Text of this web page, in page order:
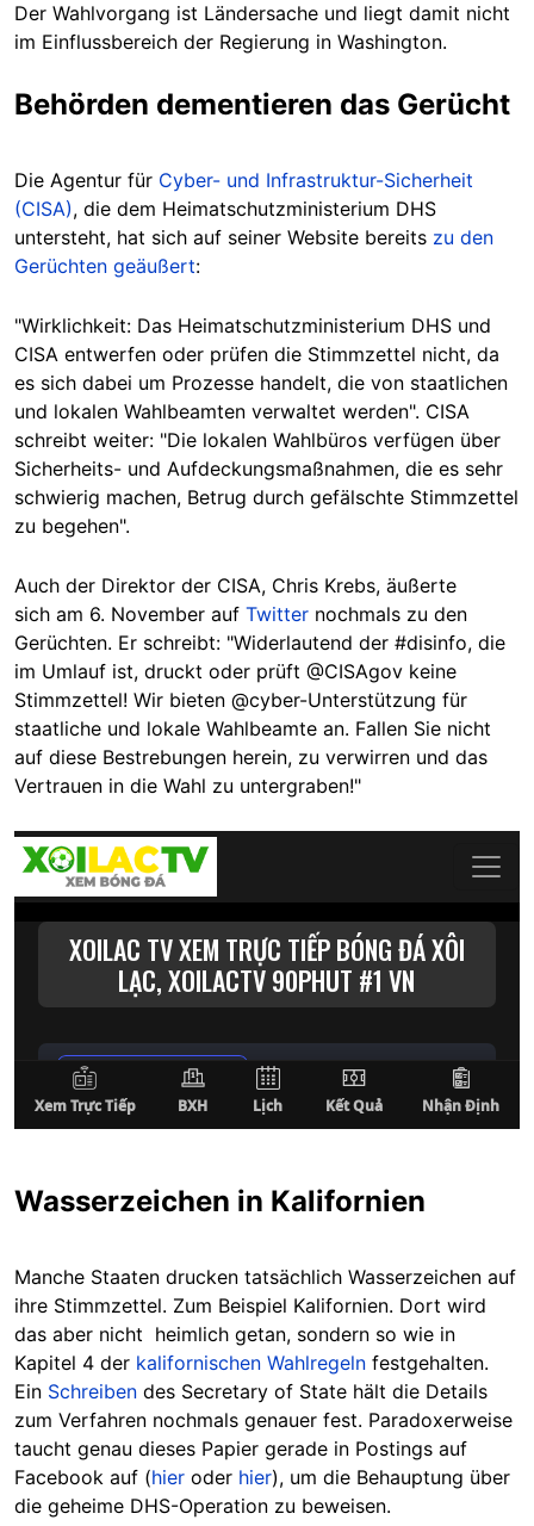
Der Wahlvorgang ist Ländersache und liegt damit nicht
im Einflussbereich der Regierung in Washington.
Behörden dementieren das Gerücht
Die Agentur für Cyber- und Infrastruktur-Sicherheit
(CISA), die dem Heimatschutzministerium DHS
untersteht, hat sich auf seiner Website bereits zu den
Gerüchten geäußert:
"Wirklichkeit: Das Heimatschutzministerium DHS und
CISA entwerfen oder prüfen die Stimmzettel nicht, da
es sich dabei um Prozesse handelt, die von staatlichen
und lokalen Wahlbeamten verwaltet werden". CISA
schreibt weiter: "Die lokalen Wahlbüros verfügen über
Sicherheits- und Aufdeckungsmaßnahmen, die es sehr
schwierig machen, Betrug durch gefälschte Stimmzettel
zu begehen".
Auch der Direktor der CISA, Chris Krebs, äußerte
sich am 6. November auf Twitter nochmals zu den
Gerüchten. Er schreibt: "Widerlautend der #disinfo, die
im Umlauf ist, druckt oder prüft @CISAgov keine
Stimmzettel! Wir bieten @cyber-Unterstützung für
staatliche und lokale Wahlbeamte an. Fallen Sie nicht
auf diese Bestrebungen herein, zu verwirren und das
Vertrauen in die Wahl zu untergraben!"
Wasserzeichen in Kalifornien
Manche Staaten drucken tatsächlich Wasserzeichen auf
ihre Stimmzettel. Zum Beispiel Kalifornien. Dort wird
das aber nicht heimlich getan, sondern so wie in
Kapitel 4 der kalifornischen Wahlregeln festgehalten.
Ein Schreiben des Secretary of State hält die Details
zum Verfahren nochmals genauer fest. Paradoxerweise
taucht genau dieses Papier gerade in Postings auf
Facebook auf (hier oder hier), um die Behauptung über
die geheime DHS-Operation zu beweisen.